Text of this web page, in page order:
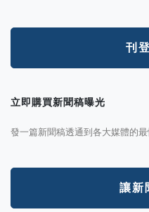
刊
立即購買新聞稿曝光
發一篇新聞稿透通到各大媒體的
讓新